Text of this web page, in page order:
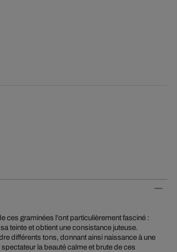
ces graminées l’ont particulièrement fasciné :
teinte et obtient une consistance juteuse.
différents tons, donnant ainsi naissance à une